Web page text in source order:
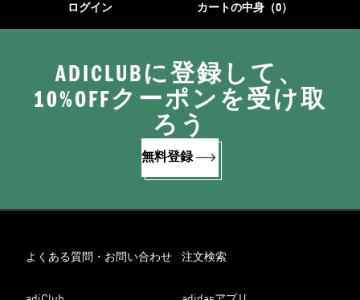
ログイン カートの中身（0）
ADICLUBに登録して、
10%OFFクーポンを受け取
ろう
無料登録
よくある質問・お問い合わせ 注文検索